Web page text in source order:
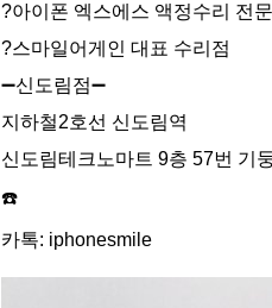
?아이폰 엑스에스 액정수리 전문
?스마일어게인 대표 수리점​
➖신도림점➖
지하철2호선 신도림역
신도림테크노마트 9층 57번 기
☎️
카톡: iphonesmile